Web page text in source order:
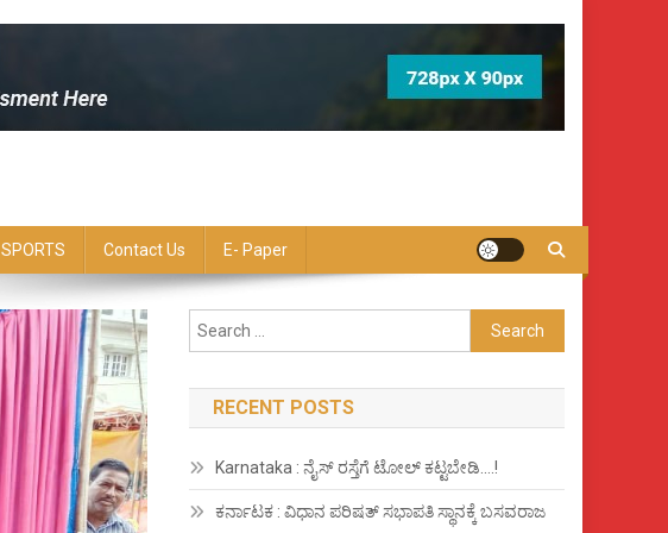
SPORTS Contact Us E- Paper
Search
for:
RECENT POSTS
Karnataka : ನೈಸ್ ರಸ್ತೆಗೆ ಟೋಲ್ ಕಟ್ಟಬೇಡಿ….!
ಕರ್ನಾಟಕ : ವಿಧಾನ ಪರಿಷತ್ ಸಭಾಪತಿ ಸ್ಥಾನಕ್ಕೆ ಬಸವರಾಜ